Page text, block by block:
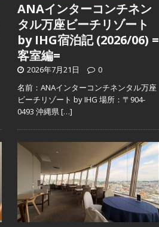
ANAインターコンチネン
タル万座ビーチリゾート
by IHG宿泊記 (2026/06) =
客室編=
2026年7月21日
0
名前：ANAインターコンチネンタル万座
ビーチリゾート by IHG 場所：〒904-
0493 沖縄県[…]